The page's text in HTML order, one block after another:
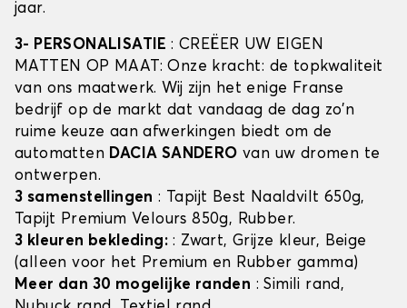
jaar.
3- PERSONALISATIE: CREËER UW EIGEN
MATTEN OP MAAT: Onze kracht: de topkwaliteit
van ons maatwerk. Wij zijn het enige Franse
bedrijf op de markt dat vandaag de dag zo'n
ruime keuze aan afwerkingen biedt om de
automatten DACIA SANDERO van uw dromen te
ontwerpen.
3 samenstellingen : Tapijt Best Naaldvilt 650g,
Tapijt Premium Velours 850g, Rubber.
3 kleuren bekleding: : Zwart, Grijze kleur, Beige
(alleen voor het Premium en Rubber gamma)
Meer dan 30 mogelijke randen : Simili rand,